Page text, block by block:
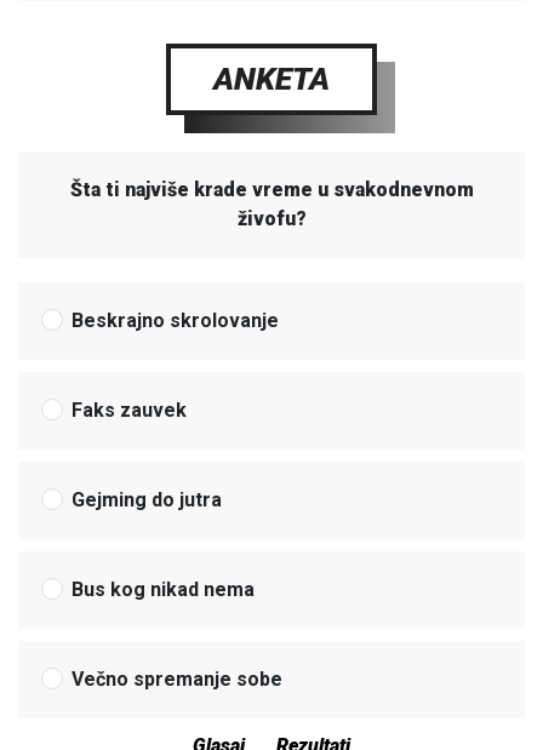
ANKETA
Šta ti najviše krade vreme u svakodnevnom
živofu?
Beskrajno skrolovanje
Faks zauvek
Gejming do jutra
Bus kog nikad nema
Večno spremanje sobe